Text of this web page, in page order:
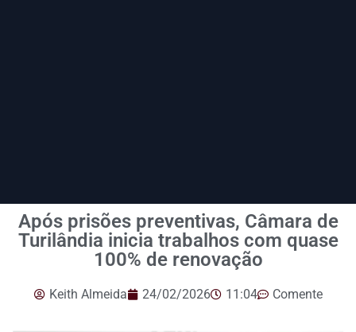
Após prisões preventivas, Câmara de
Turilândia inicia trabalhos com quase
100% de renovação
Keith Almeida 24/02/2026 11:04 Comente